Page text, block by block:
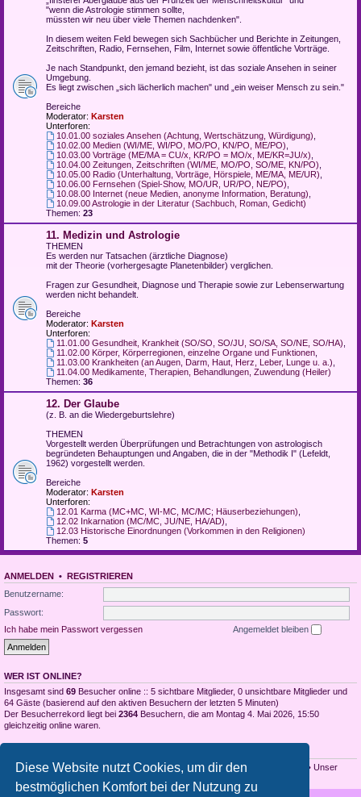
Diese Website nutzt Cookies, um dir den
bestmöglichen Komfort bei der Nutzung zu
"wenn die Astrologie stimmen sollte,
müssten wir neu über viele Themen nachdenken".
In diesem weiten Feld bewegen sich Sachbücher und Berichte in Zeitungen,
Zeitschriften, Radio, Fernsehen, Film, Internet sowie öffentliche Vorträge.
Je nach Standpunkt, den jemand bezieht, ist das soziale Ansehen in seiner
Umgebung.
Es liegt zwischen „sich lächerlich machen" und „ein weiser Mensch zu sein."
Bereiche
Moderator: Karsten
Unterforen:
10.01.00 soziales Ansehen (Achtung, Wertschätzung, Würdigung)
10.02.00 Medien (WI/ME, WI/PO, MO/PO, KN/PO, ME/PO)
10.03.00 Vorträge (ME/MA = CU/x, KR/PO = MO/x, ME/KR=JU/x)
10.04.00 Zeitungen, Zeitschriften (WI/ME, MO/PO, SO/ME, KN/PO)
10.05.00 Radio (Unterhaltung, Vorträge, Hörspiele, ME/MA, ME/UR)
10.06.00 Fernsehen (Spiel-Show, MO/UR, UR/PO, NE/PO)
10.08.00 Internet (neue Medien, anonyme Information, Beratung)
10.09.00 Astrologie in der Literatur (Sachbuch, Roman, Gedicht)
Themen: 23
11. Medizin und Astrologie
THEMEN
Es werden nur Tatsachen (ärztliche Diagnose)
mit der Theorie (vorhergesagte Planetenbilder) verglichen.
Fragen zur Gesundheit, Diagnose und Therapie sowie zur Lebenserwartung
werden nicht behandelt.
Bereiche
Moderator: Karsten
Unterforen:
11.01.00 Gesundheit, Krankheit (SO/SO, SO/JU, SO/SA, SO/NE, SO/HA)
11.02.00 Körper, Körperregionen, einzelne Organe und Funktionen,
11.03.00 Krankheiten (an Augen, Darm, Haut, Herz, Leber, Lunge u. a.)
11.04.00 Medikamente, Therapien, Behandlungen, Zuwendung (Heiler)
Themen: 36
12. Der Glaube
(z. B. an die Wiedergeburtslehre)
THEMEN
Vorgestellt werden Überprüfungen und Betrachtungen von astrologisch
begründeten Behauptungen und Angaben, die in der "Methodik I" (Lefeldt,
1962) vorgestellt werden.
Bereiche
Moderator: Karsten
Unterforen:
12.01 Karma (MC+MC, WI-MC, MC/MC; Häuserbeziehungen)
12.02 Inkarnation (MC/MC, JU/NE, HA/AD)
12.03 Historische Einordnungen (Vorkommen in den Religionen)
Themen: 5
ANMELDEN • REGISTRIEREN
Benutzername:
Passwort:
Ich habe mein Passwort vergessen
Angemeldet bleiben
WER IST ONLINE?
Insgesamt sind 69 Besucher online :: 5 sichtbare Mitglieder, 0 unsichtbare Mitglieder und
64 Gäste (basierend auf den aktiven Besuchern der letzten 5 Minuten)
Der Besucherrekord liegt bei 2364 Besuchern, die am Montag 4. Mai 2026, 15:50
gleichzeitig online waren.
Beiträge insgesamt3990 • Themen insgesamt 1929 • Mitglieder insgesamt
• Unser